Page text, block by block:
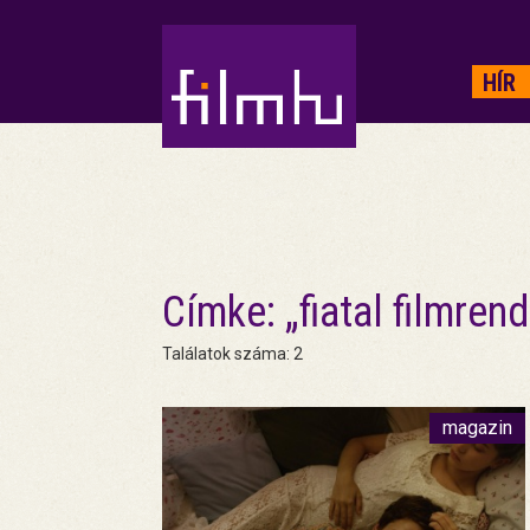
HÍR
Címke: „fiatal
Találatok száma: 2
magazin